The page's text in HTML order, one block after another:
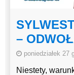
–
poniedziałek 27
Niestety,